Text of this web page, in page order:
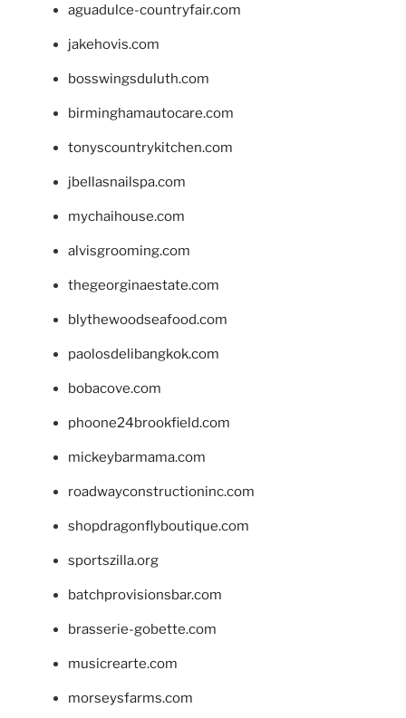
aguadulce-countryfair.com
jakehovis.com
bosswingsduluth.com
birminghamautocare.com
tonyscountrykitchen.com
jbellasnailspa.com
mychaihouse.com
alvisgrooming.com
thegeorginaestate.com
blythewoodseafood.com
paolosdelibangkok.com
bobacove.com
phoone24brookfield.com
mickeybarmama.com
roadwayconstructioninc.com
shopdragonflyboutique.com
sportszilla.org
batchprovisionsbar.com
brasserie-gobette.com
musicrearte.com
morseysfarms.com